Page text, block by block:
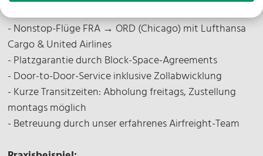
Vorteile unseres Services:
- Nonstop-Flüge FRA → ORD (Chicago) mit Lufthansa
Cargo & United Airlines
- Platzgarantie durch Block-Space-Agreements
- Door-to-Door-Service inklusive Zollabwicklung
- Kurze Transitzeiten: Abholung freitags, Zustellung
montags möglich
- Betreuung durch unser erfahrenes Airfreight-Team